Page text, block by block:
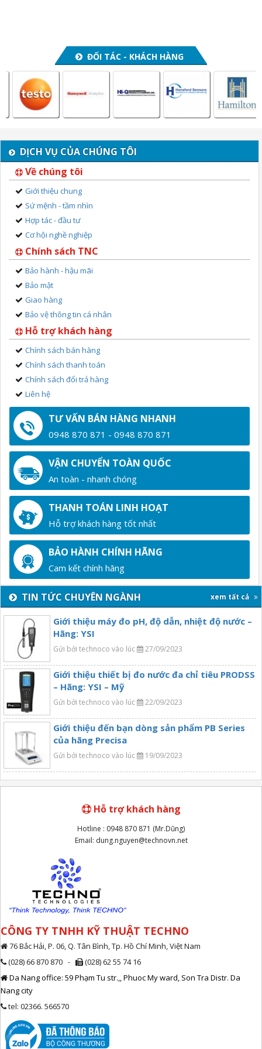
ĐỐI TÁC - KHÁCH HÀNG
DỊCH VỤ CỦA CHÚNG TÔI
Về chúng tôi
Giới thiệu chung
Sứ mệnh - tầm nhìn
Hợp tác - đầu tư
Cơ hội nghề nghiệp
Chính sách TNC
Bảo hành - hậu mãi
Bảo mật
Giao hàng
Bảo vệ thông tin cá nhân
Hỗ trợ khách hàng
Chính sách bán hàng
Chính sách thanh toán
Chính sách đổi trả hàng
Liên hệ
TƯ VẤN BÁN HÀNG NHANH
0948 870 871 - 0948 870 871
VẬN CHUYỂN TOÀN QUỐC
An toàn - nhanh chóng
THANH TOÁN LINH HOẠT
Hỗ trợ khách hàng tốt nhất
BẢO HÀNH CHÍNH HÃNG
Cam kết chính hãng
TIN TỨC CHUYÊN NGÀNH xem tất cả
Giới thiệu máy đo pH, độ dẫn, nhiệt độ nước –
Hãng: YSI
Gửi bởi technoco vào lúc 27/09/2023
Giới thiệu thiết bị đo nước đa chỉ tiêu PRODSS
– Hãng: YSI – Mỹ
Gửi bởi technoco vào lúc 22/09/2023
Giới thiệu đến bạn dòng sản phẩm PB Series
của hãng Precisa
Gửi bởi technoco vào lúc 19/09/2023
Hỗ trợ khách hàng
Hotline : 0948 870 871 (Mr.Dũng)
Email: dung.nguyen@technovn.net
CÔNG TY TNHH KỸ THUẬT TECHNO
76 Bắc Hải, P. 06, Q. Tân Bình, Tp. Hồ Chí Minh, Việt Nam
(028) 66 870 870 -
(028) 62 55 74 16
Da Nang office: 59 Phạm Tu str.,, Phuoc My ward, Son Tra Distr. Da
Nang city
tel: 02366. 566570